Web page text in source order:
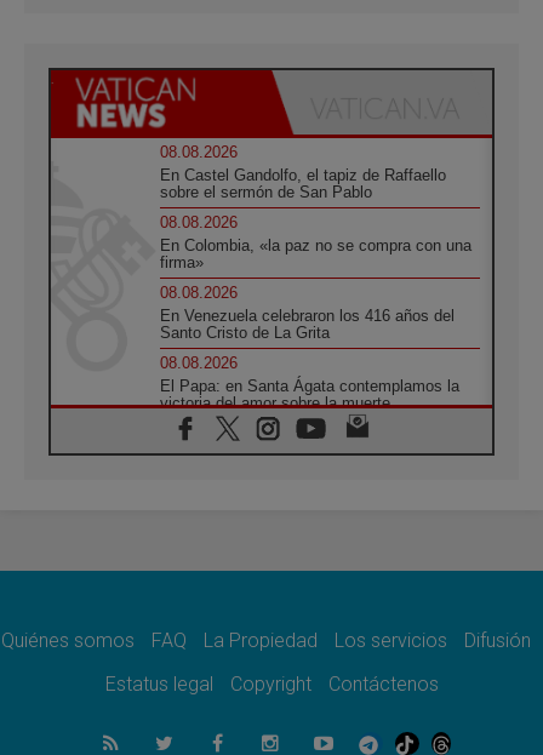
08.08.2026
En Castel Gandolfo, el tapiz de Raffaello
sobre el sermón de San Pablo
08.08.2026
En Colombia, «la paz no se compra con una
firma»
08.08.2026
En Venezuela celebraron los 416 años del
Santo Cristo de La Grita
08.08.2026
El Papa: en Santa Ágata contemplamos la
victoria del amor sobre la muerte
08.08.2026
León XIV visitará el Santuario de la Madre
07.08.2026
07.08.2026
el compromiso del cristiano"
La matanza de niños en Gaza no cesa: 300
Quiénes somos FAQ La Propiedad Los servicios
Difusión
Estatus legal
Copyright Contáctenos